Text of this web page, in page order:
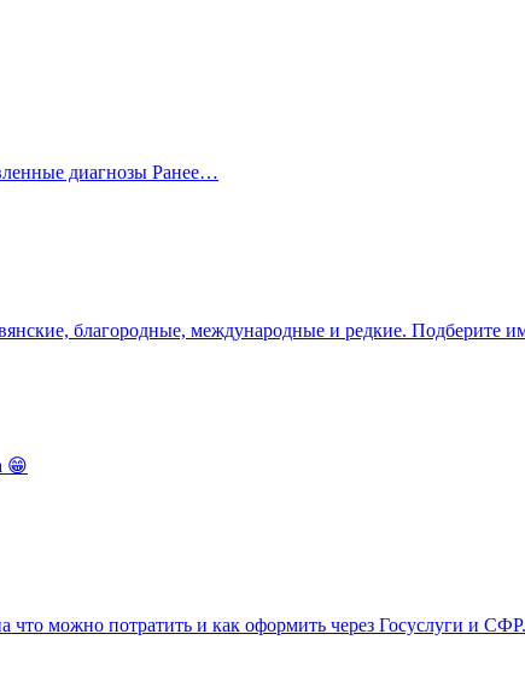
диагнозы Ранее…
благородные, международные и редкие. Подберите
😁
можно потратить и как оформить через Госуслуги и